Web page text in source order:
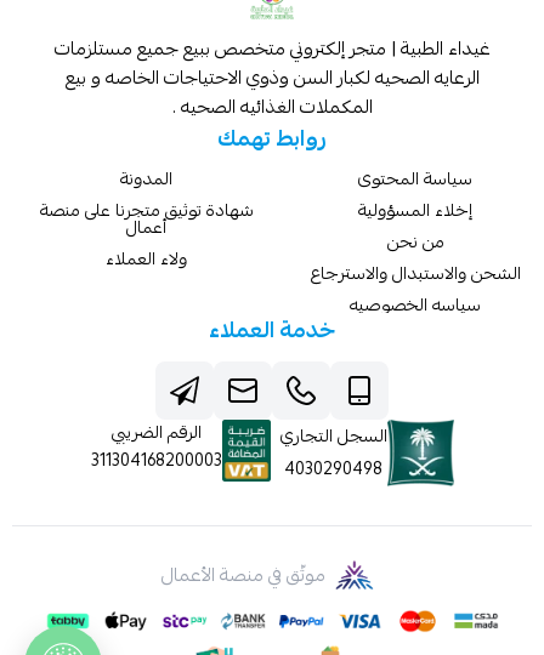
غيداء الطبية | متجر إلكتروني متخصص ببيع جميع مستلزمات
الرعايه الصحيه لكبار السن وذوي الاحتياجات الخاصه و بيع
المكملات الغذائيه الصحيه .
روابط تهمك
سياسة المحتوى
إخلاء المسؤولية
من نحن
الشحن والاستبدال والاسترجاع
سياسه الخصوصيه
المدونة
شهادة توثيق متجرنا على منصة
أعمال
ولاء العملاء
خدمة العملاء
السجل التجاري
4030290498
الرقم الضريبي
311304168200003
موثّق في منصة الأعمال